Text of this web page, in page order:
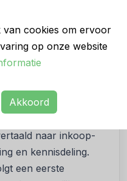
van cookies om ervoor
op onze website
Akkoord
ook de NEPROM
publiceert om
maken.
gezamenlijke norm
naar inkoop-
en kennisdeling.
een eerste